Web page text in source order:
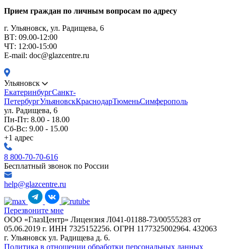
Прием граждан по личным вопросам по адресу
г. Ульяновск, ул. Радищева, 6
ВТ: 09.00-12:00
ЧТ: 12:00-15:00
E-mail: doc@glazcentre.ru
Ульяновск
ЕкатеринбургСанкт-
ПетербургУльяновскКраснодарТюменьСимферополь
ул. Радищева, 6
Пн-Пт: 8.00 - 18.00
Сб-Вс: 9.00 - 15.00
+1 адрес
8 800-70-70-616
Бесплатный звонок по России
help@glazcentre.ru
Перезвоните мне
ООО «ГлазЦентр» Лицензия Л041-01188-73/00555283 от
05.06.2019 г. ИНН 7325152256. ОГРН 1177325002964. 432063
г. Ульяновск ул. Радищева д. 6.
Политика в отношении обработки персональных данных